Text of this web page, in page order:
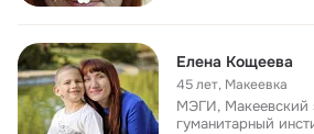
Елена Кощеева
45 лет, Макеевка
МЭГИ, Макеевский
гуманитарный